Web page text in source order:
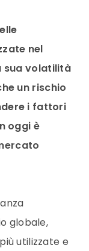
nel
sua volatilità
un rischio
i fattori
oggi è
globale,
utilizzate e